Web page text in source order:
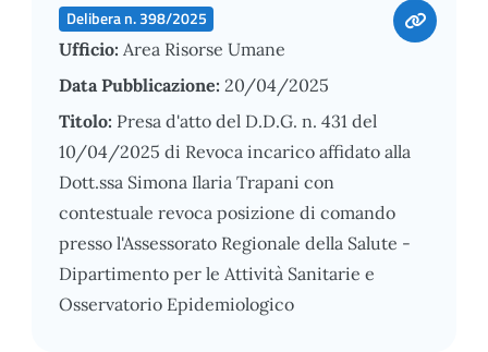
Delibera n. 398/2025
Ufficio: Area Risorse Umane
Data Pubblicazione: 20/04/2025
Titolo: Presa d'atto del D.D.G. n. 431 del
10/04/2025 di Revoca incarico affidato alla
Dott.ssa Simona Ilaria Trapani con
contestuale revoca posizione di comando
presso l'Assessorato Regionale della Salute -
Dipartimento per le Attività Sanitarie e
Osservatorio Epidemiologico